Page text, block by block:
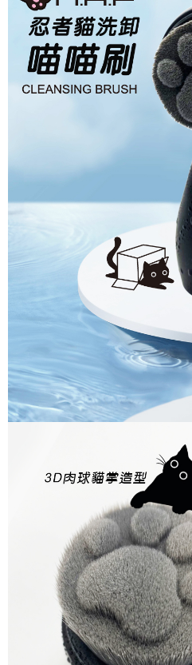
※ 請注意：結帳手續完成當下不需立刻
購買商品的店家。未經商家同意取消之
後付繳納相關費用。
※ 交易是否成功請以「AFTEE先享後付
是否繳費成功／繳費後需取消欲退款等
客戶支援中心」https://
１．透過由恩沛科技股份有限公司提供
易，需依本服務之必要範圍內提供個人
２．關於個人資料處理事宜，請瀏覽以下
３．未成年的使用者請事先徵得法定代
「AFTEE先享後付」，若未經同意申辦
４．使用「AFTEE先享後付」時，將依
時審查核予不同之上限額度；若仍有額
請求用戶進行身份認證。
５．嚴禁一人註冊多個帳號或使用他人
恩沛科技股份有限公司將有權停止該用
每筆NT$80，滿NT$999(含以上)免
先付款後7-11取貨
每筆NT$80，滿NT$999(含以上)免
每筆NT$90，滿NT$999(含以上)免